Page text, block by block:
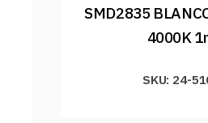
SMD2835
4000K
SKU: 24-